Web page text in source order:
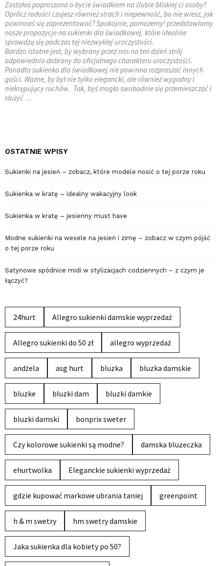
Zostałaś poproszona o bycie świadkiem na ślubie bliskiej ci osoby?
Oprócz radości czujesz również strach i niepewność, bo nie wiesz, jak
powinnaś się zaprezentować? Spokojnie, pomożemy! przedstawiamy
nasze propozycje na sukienki dla świadkowej, które idealnie
sprawdzą się podczas tej niezwykłej uroczystości.
Bardzo istotne jest, by wybrany przez nas na ten dzień strój
odpowiednio dobrany do oficjalnego charakteru uroczystości.
Ponadto sukienka dla świadkowej nie powinna rozpraszać innych
gości. Ważne, by był nie tylko elegancki, ale również wygodny i
niekrępujący ruchów. Tak, byś mogła swobodnie się przemieszczać i
służyć …
OSTATNIE WPISY
Sukienki na jesień – zobacz, które modele nosić o tej porze roku
Sukienka w kratę – idealny wakacyjny look
Sukienka w kratę – jesienny must have
Modne sukienki na wesele na jesień i zimę – zobacz w czym pójść
o tej porze roku
Satynowe spódnice midi w stylizacjach codziennych – z czym je
łączyć?
24hurt Allegro sukienki damskie wyprzedaż
Allegro sukienki do 50 zł allegro wyprzedaż
andżela asg hurt bluzka bluzka damskie
bluzke bluzki dam bluzki damkie
bluzki damski bonprix sweter
Czy kolorowe sukienki są modne? damska bluzeczka
ehurtwolka Eleganckie sukienki wyprzedaż
gdzie kupować markowe ubrania taniej greenpoint
h & m swetry hm swetry damskie
Jaka sukienka dla kobiety po 50?